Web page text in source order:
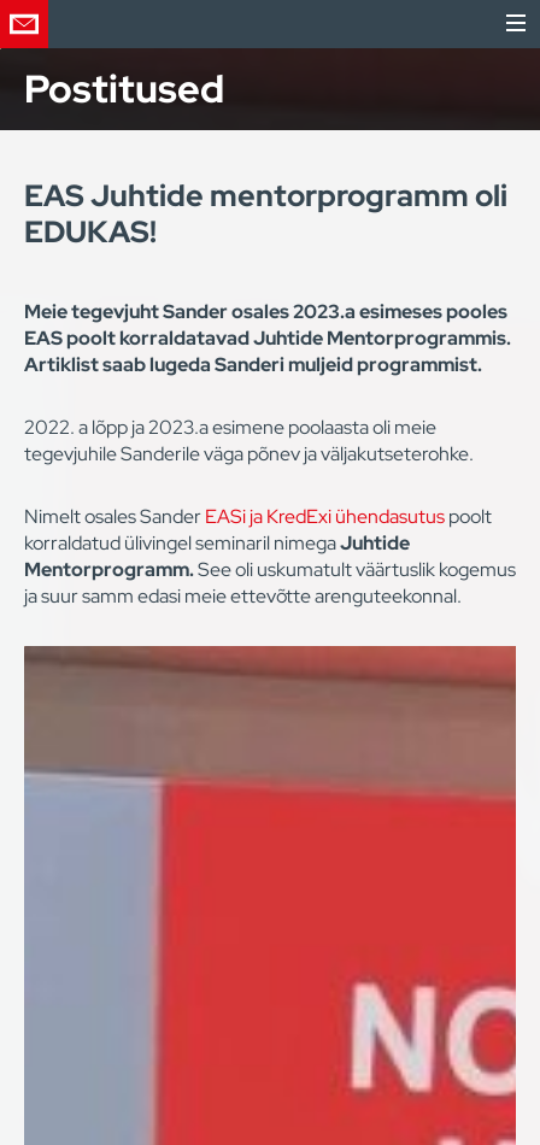
Postitused
EAS Juhtide mentorprogramm oli
EDUKAS!
Meie tegevjuht Sander osales 2023.a esimeses pooles
EAS poolt korraldatavad Juhtide Mentorprogrammis.
Artiklist saab lugeda Sanderi muljeid programmist.
2022. a lõpp ja 2023.a esimene poolaasta oli meie
tegevjuhile Sanderile väga põnev ja väljakutseterohke.
Nimelt osales SanderEASi ja KredExi ühendasutuspoolt
korraldatud ülivingel seminaril nimegaJuhtide
Mentorprogramm.See oli uskumatult väärtuslik kogemus
ja suur samm edasi meie ettevõtte arenguteekonnal.